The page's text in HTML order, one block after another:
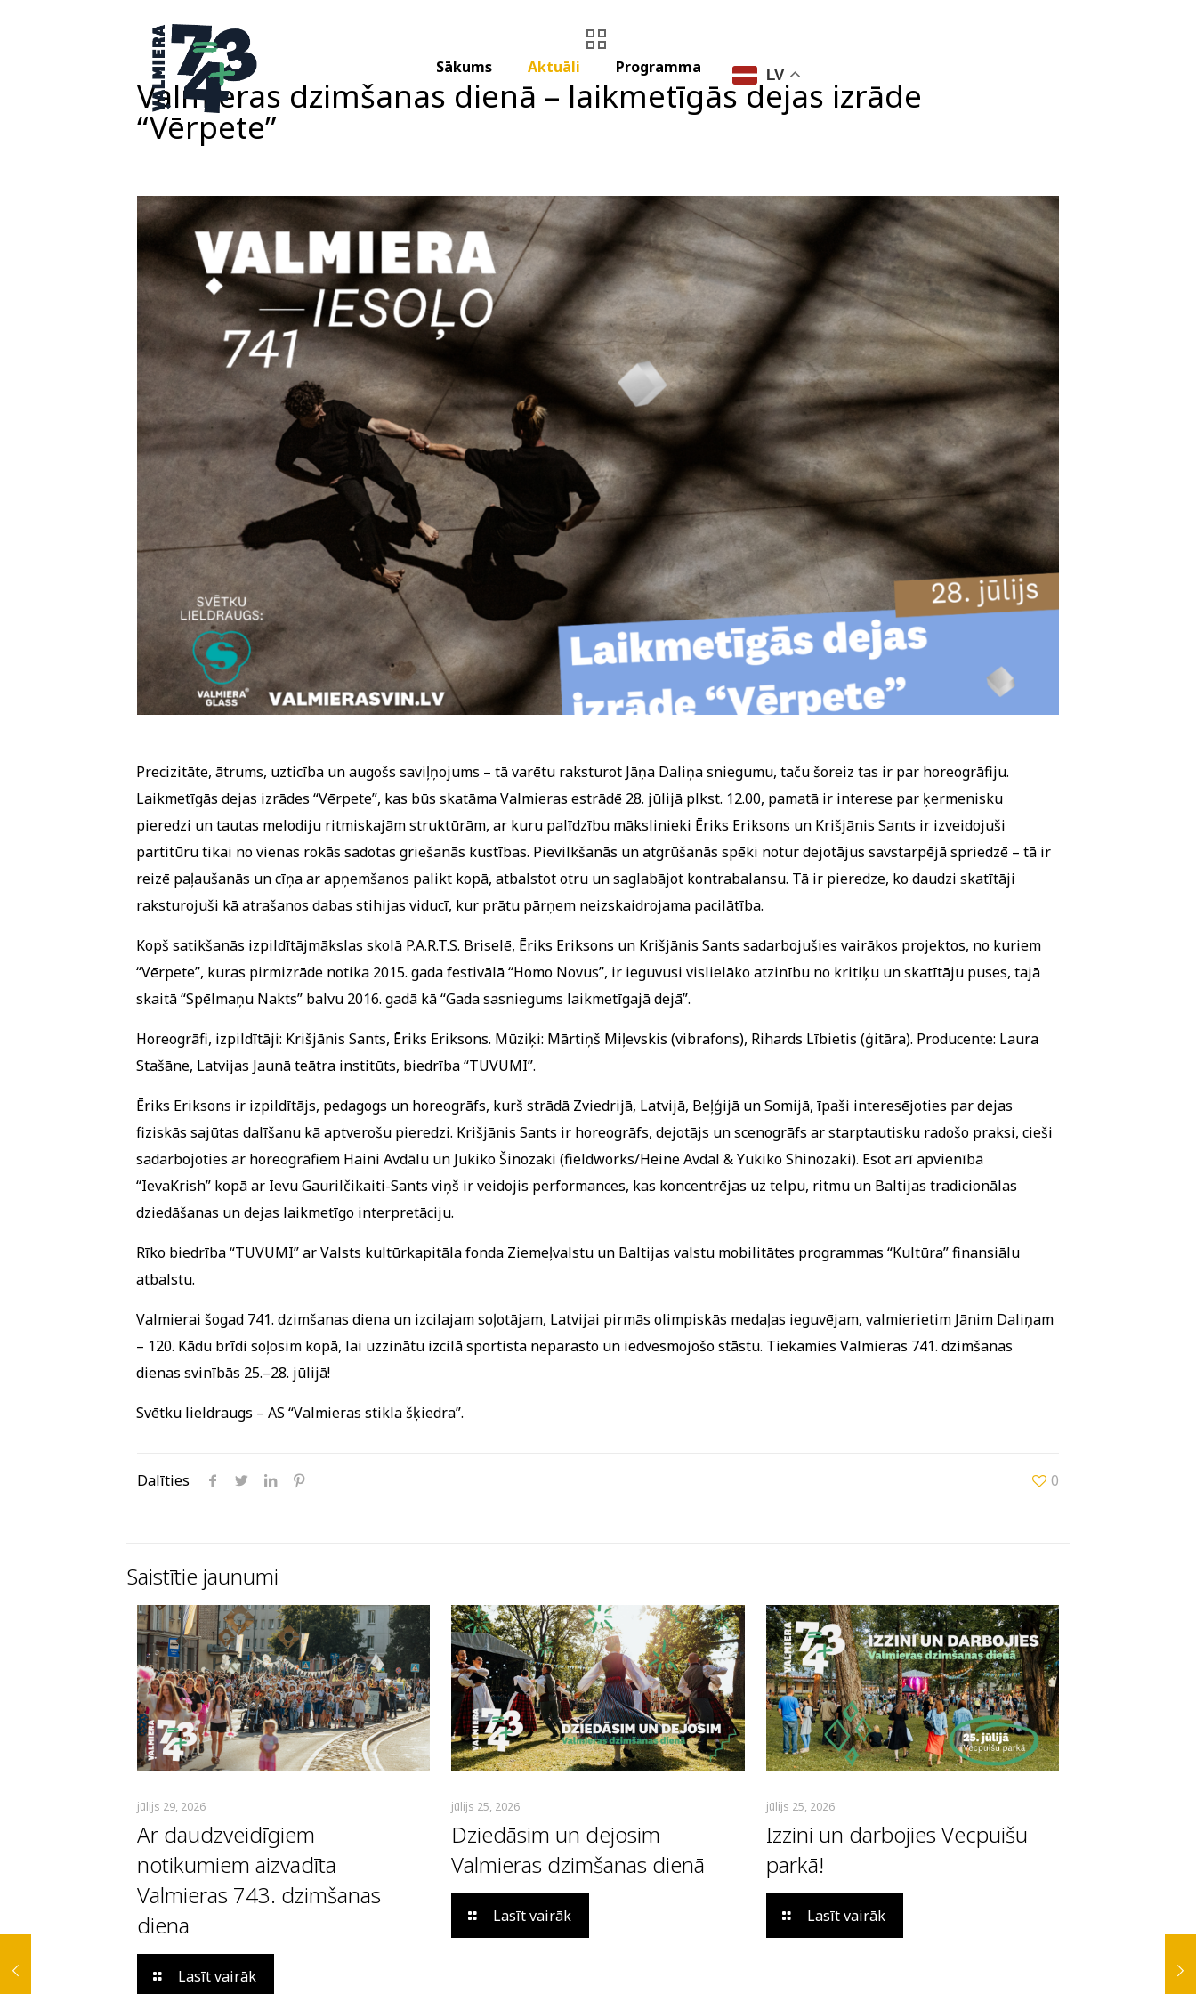
Sākums Aktuāli Programma LV
Valmieras dzimšanas dienā – laikmetīgās dejas izrāde
“Vērpete”
Precizitāte, ātrums, uzticība un augošs saviļņojums – tā varētu raksturot Jāņa Daliņa sniegumu, taču šoreiz tas ir par horeogrāfiju.
Laikmetīgās dejas izrādes “Vērpete”, kas būs skatāma Valmieras estrādē 28. jūlijā plkst. 12.00, pamatā ir interese par ķermenisku
pieredzi un tautas melodiju ritmiskajām struktūrām, ar kuru palīdzību mākslinieki Ēriks Eriksons un Krišjānis Sants ir izveidojuši
partitūru tikai no vienas rokās sadotas griešanās kustības. Pievilkšanās un atgrūšanās spēki notur dejotājus savstarpējā spriedzē – tā ir
reizē paļaušanās un cīņa ar apņemšanos palikt kopā, atbalstot otru un saglabājot kontrabalansu. Tā ir pieredze, ko daudzi skatītāji
raksturojuši kā atrašanos dabas stihijas viducī, kur prātu pārņem neizskaidrojama pacilātība.
Kopš satikšanās izpildītājmākslas skolā P.A.R.T.S. Briselē, Ēriks Eriksons un Krišjānis Sants sadarbojušies vairākos projektos, no kuriem
“Vērpete”, kuras pirmizrāde notika 2015. gada festivālā “Homo Novus”, ir ieguvusi vislielāko atzinību no kritiķu un skatītāju puses, tajā
skaitā “Spēlmaņu Nakts” balvu 2016. gadā kā “Gada sasniegums laikmetīgajā dejā”.
Horeogrāfi, izpildītāji: Krišjānis Sants, Ēriks Eriksons. Mūziķi: Mārtiņš Miļevskis (vibrafons), Rihards Lībietis (ģitāra). Producente: Laura
Stašāne, Latvijas Jaunā teātra institūts, biedrība “TUVUMI”.
Ēriks Eriksons ir izpildītājs, pedagogs un horeogrāfs, kurš strādā Zviedrijā, Latvijā, Beļģijā un Somijā, īpaši interesējoties par dejas
fiziskās sajūtas dalīšanu kā aptverošu pieredzi. Krišjānis Sants ir horeogrāfs, dejotājs un scenogrāfs ar starptautisku radošo praksi, cieši
sadarbojoties ar horeogrāfiem Haini Avdālu un Jukiko Šinozaki (fieldworks/Heine Avdal & Yukiko Shinozaki). Esot arī apvienībā
“IevaKrish” kopā ar Ievu Gaurilčikaiti-Sants viņš ir veidojis performances, kas koncentrējas uz telpu, ritmu un Baltijas tradicionālas
dziedāšanas un dejas laikmetīgo interpretāciju.
Rīko biedrība “TUVUMI” ar Valsts kultūrkapitāla fonda Ziemeļvalstu un Baltijas valstu mobilitātes programmas “Kultūra” finansiālu
atbalstu.
Valmierai šogad 741. dzimšanas diena un izcilajam soļotājam, Latvijai pirmās olimpiskās medaļas ieguvējam, valmierietim Jānim Daliņam
– 120. Kādu brīdi soļosim kopā, lai uzzinātu izcilā sportista neparasto un iedvesmojošo stāstu. Tiekamies Valmieras 741. dzimšanas
dienas svinībās 25.–28. jūlijā!
Svētku lieldraugs – AS “Valmieras stikla šķiedra”.
Dalīties 0
Saistītie jaunumi
jūlijs 29, 2026
Ar daudzveidīgiem
notikumiem aizvadīta
Valmieras 743. dzimšanas
diena
Lasīt vairāk
jūlijs 25, 2026
Dziedāsim un dejosim
Valmieras dzimšanas dienā
Lasīt vairāk
jūlijs 25, 2026
Izzini un darbojies Vecpuišu
parkā!
Lasīt vairāk